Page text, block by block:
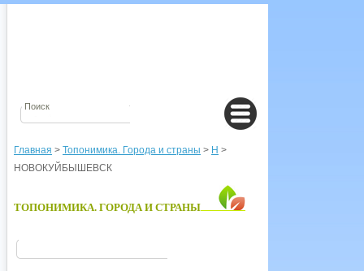
Главная > Топонимика. Города и страны > Н >
НОВОКУЙБЫШЕВСК
ТОПОНИМИКА. ГОРОДА И СТРАНЫ